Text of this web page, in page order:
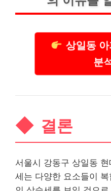
상일동 아
분
결론
서울시 강동구 상일동
세는 다양한 요소들이